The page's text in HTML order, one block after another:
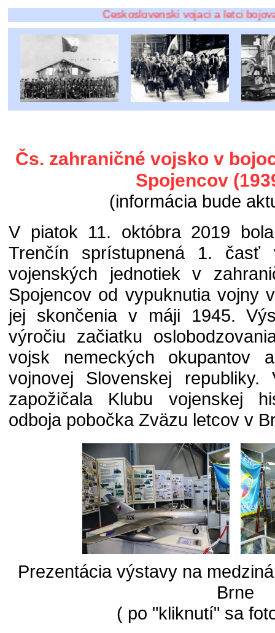
Československí vojaci a letci bojovali po
Čs. zahraničné vojsko v
Spojencov
(informácia bude
V piatok 11. októbra 2019
Trenčín sprístupnená 1.
vojenských jednotiek v
Spojencov od vypuknutia vojny
jej skončenia v máji 1945.
výročiu začiatku
vojsk nemeckých okupantov
vojnovej Slovenskej
zapožičala Klubu vojenskej
odboja pobočka Zväzu letcov v
Prezentácia výstavy na
Brne
( po "kliknutí" sa